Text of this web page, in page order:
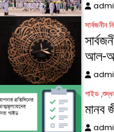
সার্বজনীন
আল-
গাইড
মানব